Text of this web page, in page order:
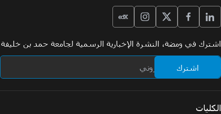
اشترك في ومضة، النشرة الإخبارية الرسمية لجامعة حمد بن خليفة
الكليات